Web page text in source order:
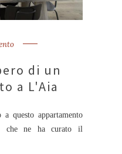
di un
a L'Aia
questo appartamento
che ne ha curato il